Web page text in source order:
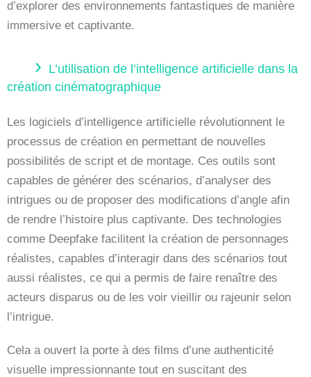
d’explorer des environnements fantastiques de manière
immersive et captivante.
L’utilisation de l’intelligence artificielle dans la
création cinématographique
Les logiciels d’intelligence artificielle révolutionnent le
processus de création en permettant de nouvelles
possibilités de script et de montage. Ces outils sont
capables de générer des scénarios, d’analyser des
intrigues ou de proposer des modifications d’angle afin
de rendre l’histoire plus captivante. Des technologies
comme Deepfake facilitent la création de personnages
réalistes, capables d’interagir dans des scénarios tout
aussi réalistes, ce qui a permis de faire renaître des
acteurs disparus ou de les voir vieillir ou rajeunir selon
l’intrigue.
Cela a ouvert la porte à des films d’une authenticité
visuelle impressionnante tout en suscitant des